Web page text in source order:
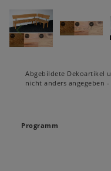
Abgebildete Dekoartikel
nicht anders angegeben
Programm